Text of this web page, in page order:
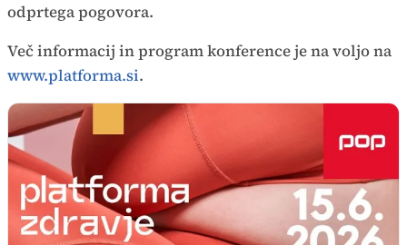
odprtega pogovora.
Več informacij in program konference je na voljo na
www.platforma.si.